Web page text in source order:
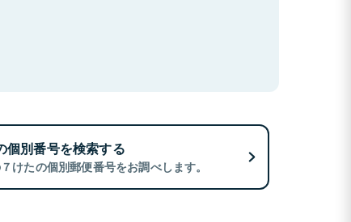
個別番号を検索する
けたの個別郵便番号をお調べします。